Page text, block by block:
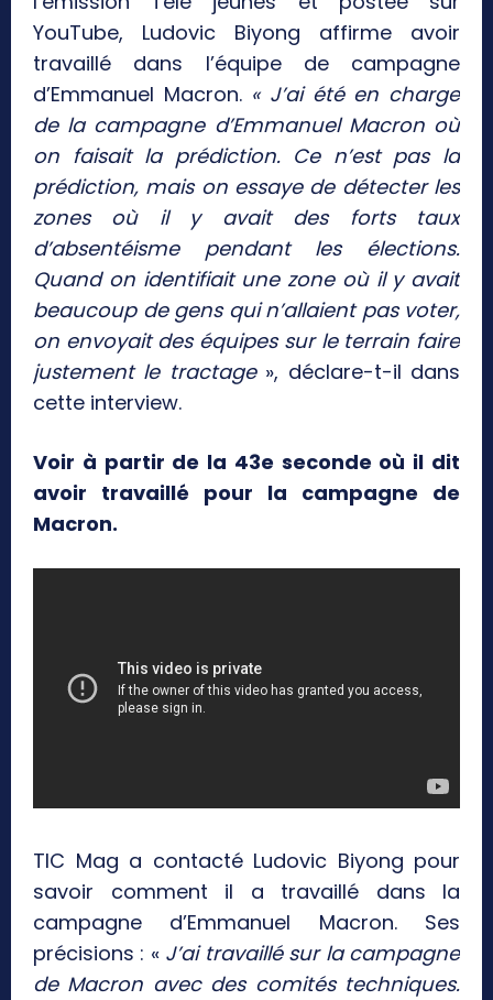
YouTube, Ludovic Biyong affirme avoir
travaillé dans l’équipe de campagne
d’Emmanuel Macron. « J’ai été en charge
de la campagne d’Emmanuel Macron où
on faisait la prédiction. Ce n’est pas la
prédiction, mais on essaye de détecter les
zones où il y avait des forts taux
d’absentéisme pendant les élections.
Quand on identifiait une zone où il y avait
beaucoup de gens qui n’allaient pas voter,
on envoyait des équipes sur le terrain faire
justement le tractage», déclare-t-il dans
cette interview.
Voir à partir de la 43e seconde où il dit
avoir travaillé pour la campagne de
Macron.
TIC Mag a contacté Ludovic Biyong pour
savoir comment il a travaillé dans la
campagne d’Emmanuel Macron. Ses
précisions : « J’ai travaillé sur la campagne
de Macron avec des comités techniques.